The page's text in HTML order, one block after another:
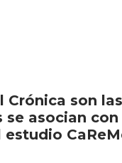
son
asocian